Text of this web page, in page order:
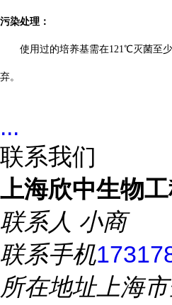
污染处理：
使用过的培养基需在121℃灭菌至少
弃。
...
联系我们
上海欣中生物
联系人 小商
联系手机
所在地址上海